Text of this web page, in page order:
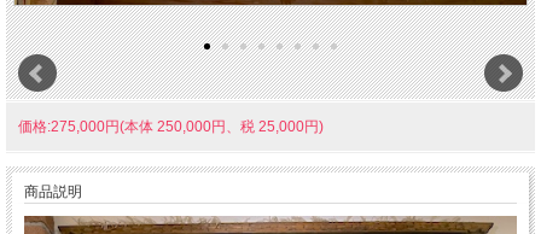
価格:275,000円(本体 250,000円、税 25,000円)
商品説明